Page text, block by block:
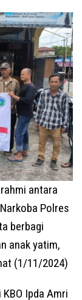
antara
Polres
berbagi
anak yatim,
(1/11/2024)
Ipda Amri